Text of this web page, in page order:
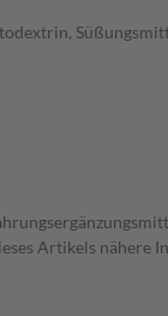
Artikels nähere